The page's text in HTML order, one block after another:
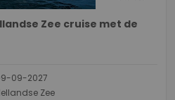
Zee cruise met de
09-2027
Zee